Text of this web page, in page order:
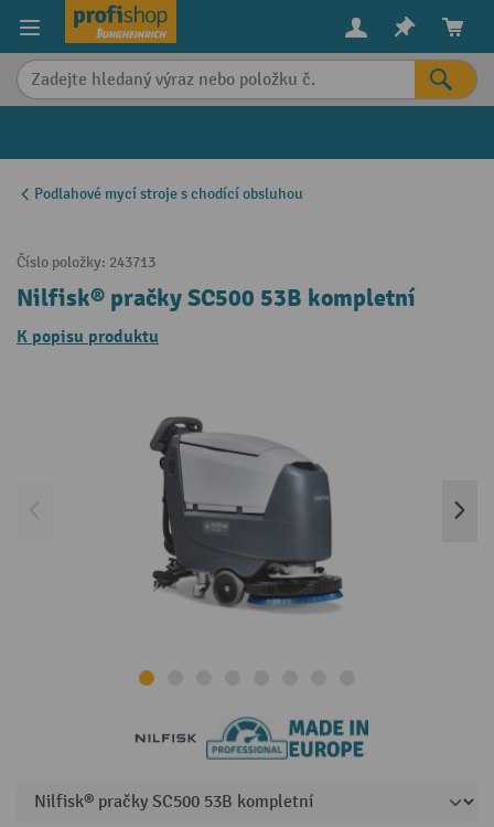
content
Podlahové mycí stroje s chodící obsluhou
Číslo položky: 243713
Nilfisk® pračky SC500 53B kompletní
K popisu produktu